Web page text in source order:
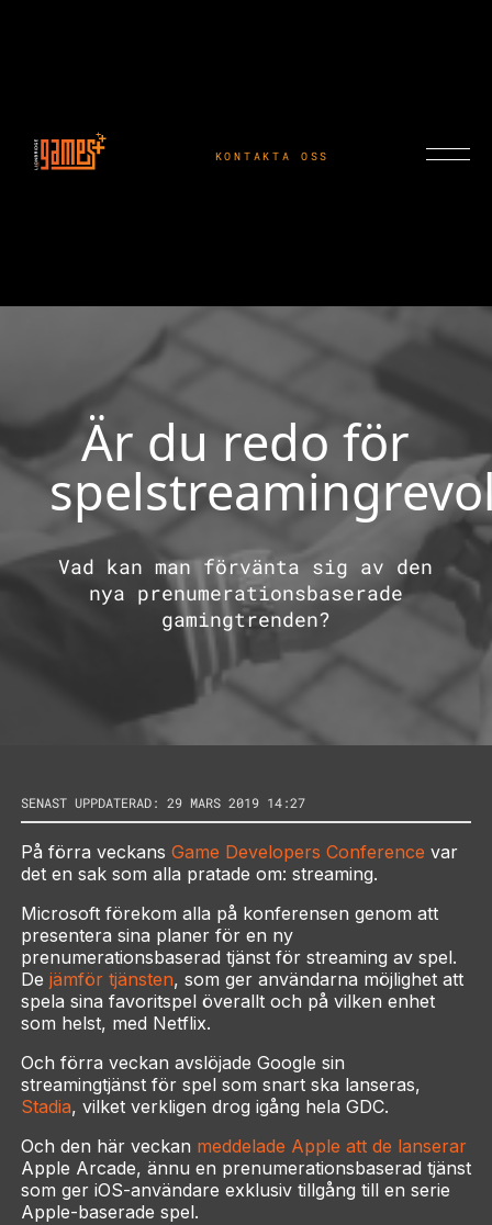
KONTAKTA OSS
Är du redo för
Vad kan man förvänta sig av den
nya prenumerationsbaserade
gamingtrenden?
SENAST UPPDATERAD: 29 MARS 2019 14:27
På förra veckans Game Developers Conference var
det en sak som alla pratade om: streaming.
Microsoft förekom alla på konferensen genom att
presentera sina planer för en ny
prenumerationsbaserad tjänst för streaming av spel.
De jämför tjänsten, som ger användarna möjlighet att
spela sina favoritspel överallt och på vilken enhet
som helst, med Netflix.
Och förra veckan avslöjade Google sin
streamingtjänst för spel som snart ska lanseras,
Stadia, vilket verkligen drog igång hela GDC.
Och den här veckan meddelade Apple att de lanserar
Apple Arcade, ännu en prenumerationsbaserad tjänst
som ger iOS-användare exklusiv tillgång till en serie
Apple-baserade spel.